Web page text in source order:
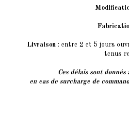
Livraison: entre 2 et 5 jours
tenus
Ces délais sont
en cas de surcharge de